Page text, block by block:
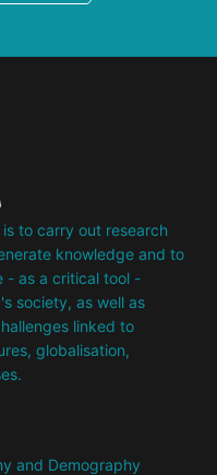
to carry out research
knowledge and to
- as a critical tool -
society, as well as
linked to
globalisation,
and Demography